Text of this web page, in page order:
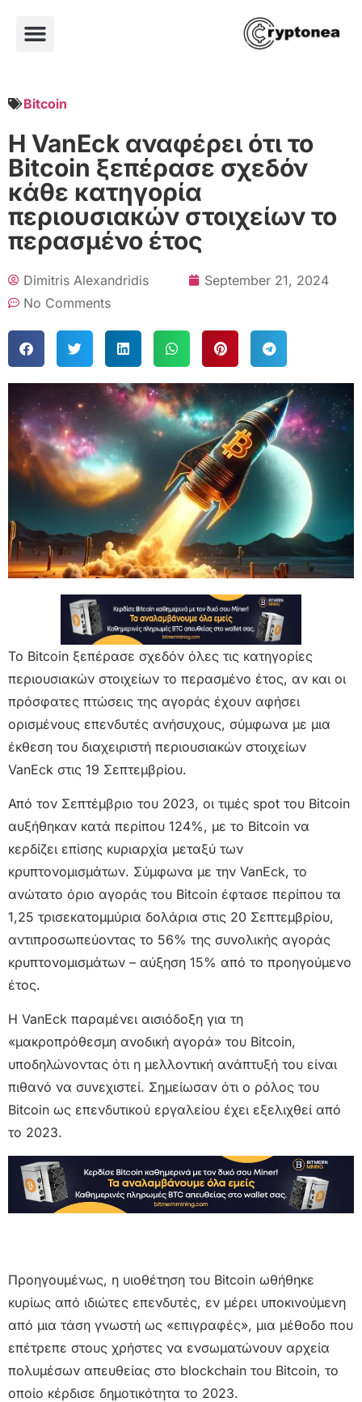
Bitcoin
Η VanEck αναφέρει ότι το
Bitcoin ξεπέρασε σχεδόν
κάθε κατηγορία
περιουσιακών στοιχείων το
περασμένο έτος
Dimitris Alexandridis
September 21, 2024
No Comments
Το Bitcoin ξεπέρασε σχεδόν όλες τις κατηγορίες
περιουσιακών στοιχείων το περασμένο έτος, αν και οι
πρόσφατες πτώσεις της αγοράς έχουν αφήσει
ορισμένους επενδυτές ανήσυχους, σύμφωνα με μια
έκθεση του διαχειριστή περιουσιακών στοιχείων
VanEck στις 19 Σεπτεμβρίου.
Από τον Σεπτέμβριο του 2023, οι τιμές spot του Bitcoin
αυξήθηκαν κατά περίπου 124%, με το Bitcoin να
κερδίζει επίσης κυριαρχία μεταξύ των
κρυπτονομισμάτων. Σύμφωνα με την VanEck, το
ανώτατο όριο αγοράς του Bitcoin έφτασε περίπου τα
1,25 τρισεκατομμύρια δολάρια στις 20 Σεπτεμβρίου,
αντιπροσωπεύοντας το 56% της συνολικής αγοράς
κρυπτονομισμάτων – αύξηση 15% από το προηγούμενο
έτος.
Η VanEck παραμένει αισιόδοξη για τη
«μακροπρόθεσμη ανοδική αγορά» του Bitcoin,
υποδηλώνοντας ότι η μελλοντική ανάπτυξή του είναι
πιθανό να συνεχιστεί. Σημείωσαν ότι ο ρόλος του
Bitcoin ως επενδυτικού εργαλείου έχει εξελιχθεί από
το 2023.
Προηγουμένως, η υιοθέτηση του Bitcoin ωθήθηκε
κυρίως από ιδιώτες επενδυτές, εν μέρει υποκινούμενη
από μια τάση γνωστή ως «επιγραφές», μια μέθοδο που
επέτρεπε στους χρήστες να ενσωματώνουν αρχεία
πολυμέσων απευθείας στο blockchain του Bitcoin, το
οποίο κέρδισε δημοτικότητα το 2023.